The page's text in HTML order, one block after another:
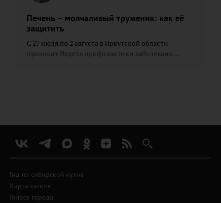
Печень – молчаливый труженик: как её
защитить
С 27 июля по 2 августа в Иркутской области
проходит Неделя профилактики заболевани...
Гид по сибирской кухне
Карта катков
Голоса города